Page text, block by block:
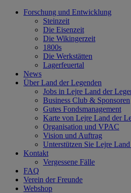
Skip
Forschung und Entwicklung
Steinzeit
Die Eisenzeit
Die Wikingerzeit
1800s
Die Werkstätten
Lagerfeuertal
News
Über Land der Legenden
Jobs in Lejre Land der
Business Club & Sponsoren
Gutes Fondsmanagement
Karte von Lejre Land der
Organisation und VPAC
Vision und Auftrag
Unterstützen Sie Lejre
Kontakt
Vergessene Fälle
FAQ
Verein der Freunde
Webshop